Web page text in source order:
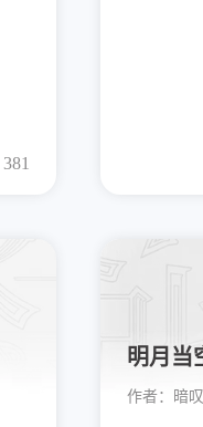
381
明月当
作者： 暗